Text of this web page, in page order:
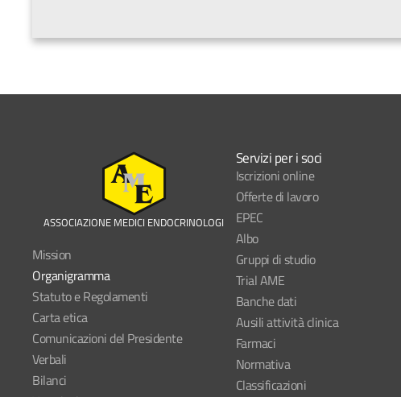
ASSOCIAZIONE MEDICI ENDOCRINOLOGI
Mission
Organigramma
Statuto e Regolamenti
Carta etica
Comunicazioni del Presidente
Verbali
Bilanci
Servizi per i soci
Iscrizioni online
Offerte di lavoro
EPEC
Albo
Gruppi di studio
Trial AME
Banche dati
Ausili attività clinica
Farmaci
Normativa
Classificazioni